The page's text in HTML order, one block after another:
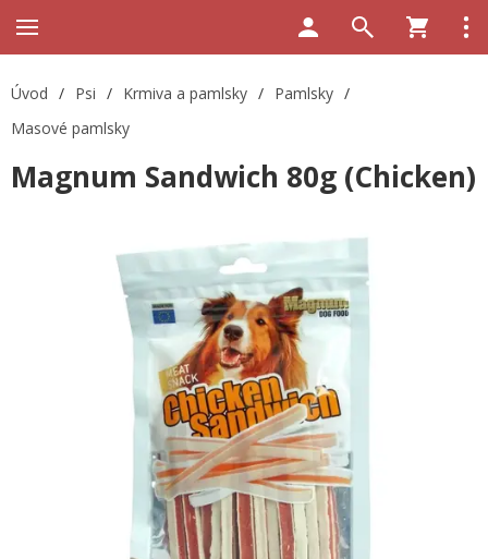
Úvod / Psi / Krmiva a pamlsky / Pamlsky /
Masové pamlsky
Magnum Sandwich 80g (Chicken)